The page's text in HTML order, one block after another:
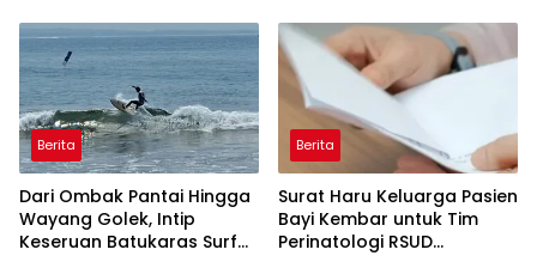
BPBD Gerak Cepat
Berita
Dari Ombak Pantai Hingga
Wayang Golek, Intip
Keseruan Batukaras Surf
Berita
Surat Haru Keluarga Pasien
Bayi Kembar untuk Tim
Perinatologi RSUD